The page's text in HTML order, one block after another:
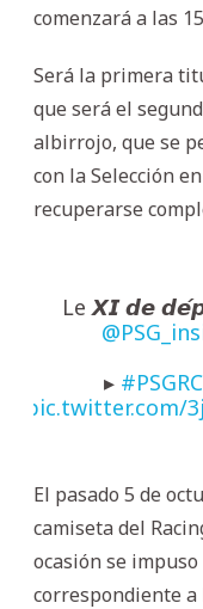
comenzará a las
Será la primera
que será el
albirrojo, que se
con la Selección
recuperarse
Le 𝙓𝙄 𝙙𝙚
▸
pic.twitter.com/
El pasado 5 de
camiseta del
ocasión se
correspondiente a